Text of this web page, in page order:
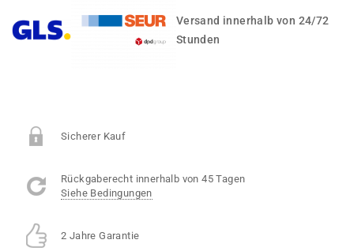
Versand innerhalb von 24/72
Stunden
Sicherer Kauf
Rückgaberecht innerhalb von 45 Tagen
Siehe Bedingungen
2 Jahre Garantie